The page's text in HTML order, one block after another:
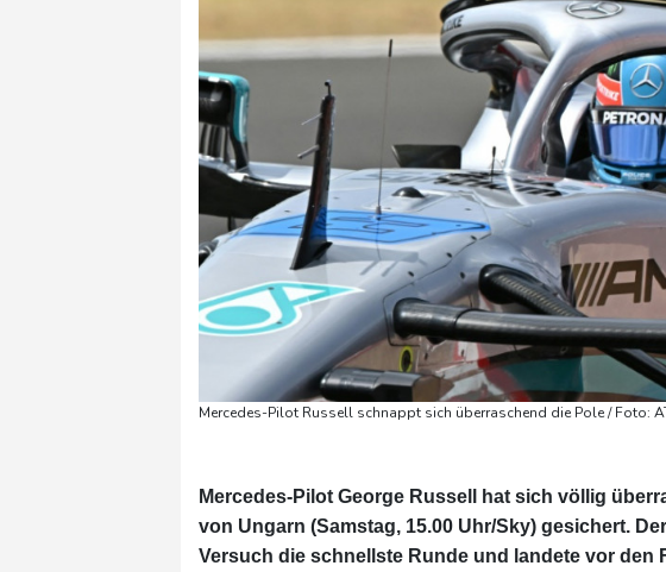
Mercedes-Pilot Russell schnappt sich überraschend die Pole / Foto:
Mercedes-Pilot George Russell hat sich völlig
von Ungarn (Samstag, 15.00 Uhr/Sky) gesichert.
Versuch die schnellste Runde und landete vor den